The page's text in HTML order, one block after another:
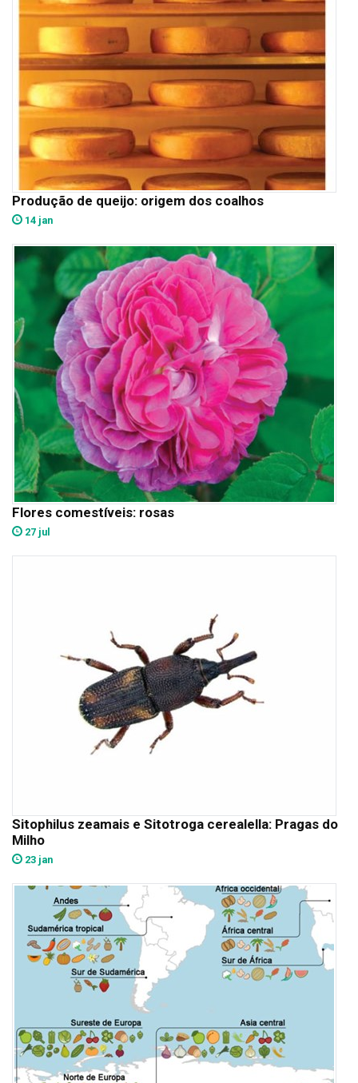
Produção de queijo: origem dos coalhos
14 jan
Flores comestíveis: rosas
27 jul
Sitophilus zeamais e Sitotroga cerealella: Pragas do
Milho
23 jan